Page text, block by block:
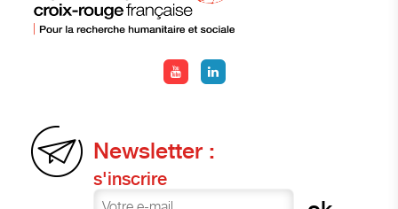
Newsletter :
s'inscrire